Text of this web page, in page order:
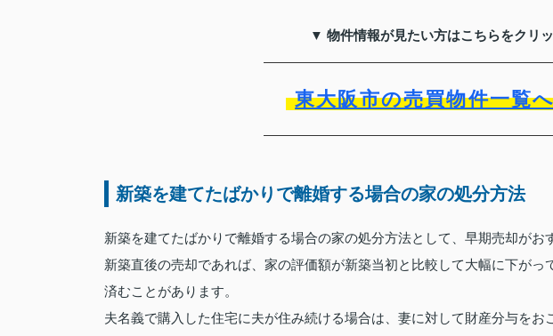
▼ 物件情報が見たい方はこちらをクリ
東大阪市の売買物件一覧
新築を建てたばかりで離婚する場合の家の処分方法
新築を建てたばかりで離婚する場合の家の処分方法として、早期売却がお
新築直後の売却であれば、家の評価額が新築当初と比較して大幅に下がっ
済むことがあります。
夫名義で購入した住宅に夫が住み続ける場合は、妻に対して財産分与をお